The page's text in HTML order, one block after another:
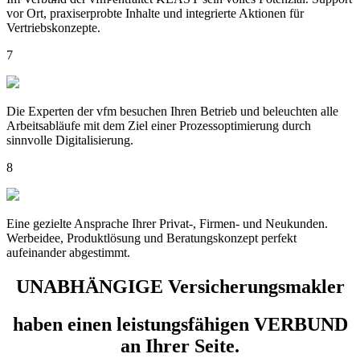
vor Ort, praxiserprobte Inhalte und integrierte Aktionen für
Vertriebskonzepte.
7
Die Experten der vfm besuchen Ihren Betrieb und beleuchten alle
Arbeitsabläufe mit dem Ziel einer Prozessoptimierung durch
sinnvolle Digitalisierung.
8
Eine gezielte Ansprache Ihrer Privat-, Firmen- und Neukunden.
Werbeidee, Produktlösung und Beratungskonzept perfekt
aufeinander abgestimmt.
UNABHÄNGIGE Versicherungsmakler
haben einen leistungsfähigen VERBUND
an Ihrer Seite.